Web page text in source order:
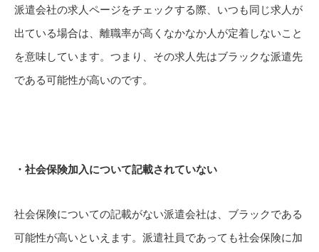
派遣会社の求人ページをチェックする際、いつも同じ求人が
出ている場合は、離職率が高くなかなか人が定着しないこと
を意味しています。つまり、その求人先はブラックな派遣先
である可能性が高いのです。
・社会保険加入について記載されていない
社会保険についての記載がない派遣会社は、ブラックである
可能性が高いといえます。派遣社員であっても社会保険に加